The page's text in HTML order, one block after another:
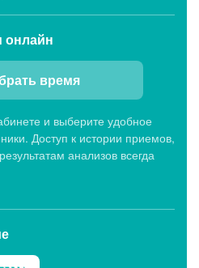
онлайн
время
и выберите удобное
Доступ к истории приемов,
анализов всегда